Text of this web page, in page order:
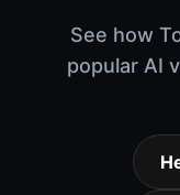
See how
popular AI